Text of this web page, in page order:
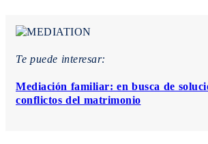
Te puede interesar:
Mediación familiar: en busca de
conflictos del matrimonio